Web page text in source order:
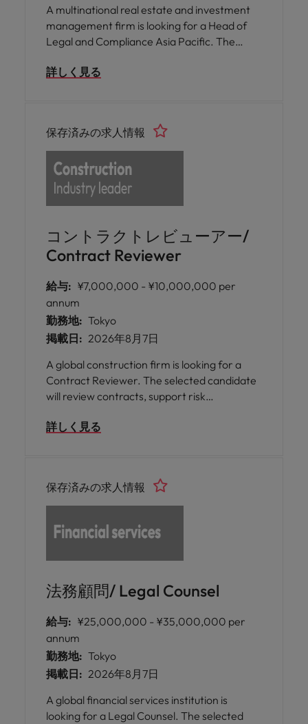
A multinational real estate and investment
management firm is looking for a Head of
Legal and Compliance Asia Pacific. The
and compliance function while advising
詳しく見る
コントラクトレビューアー/
Contract Reviewer
保存済みの求人情報
給与: ¥7,000,000 - ¥10,000,000 per
annum
勤務地: Tokyo
掲載日: 2026年8月7日
A global construction firm is looking for a
Contract Reviewer. The selected candidate
will review contracts, support risk
insurance-related matters, and advise
詳しく見る
法務顧問/ Legal Counsel
保存済みの求人情報
給与: ¥25,000,000 - ¥35,000,000 per
annum
勤務地: Tokyo
掲載日: 2026年8月7日
A global financial services institution is
looking for a Legal Counsel. The selected